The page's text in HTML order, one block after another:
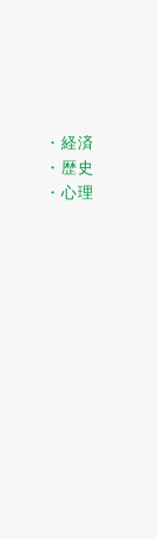
・経済
・歴史
・心理